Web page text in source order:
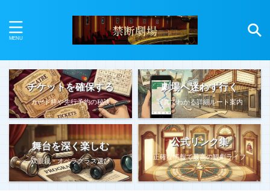
チケットを確保する
カード枠や先行予約の秘訣
劇場へ迷わず行く
写真でわかる詳細ルート案内
舞台を深く楽しむ
双眼鏡・オペラグラス選び
公式リンク集
正確な情報で最高の観劇ライフ
を